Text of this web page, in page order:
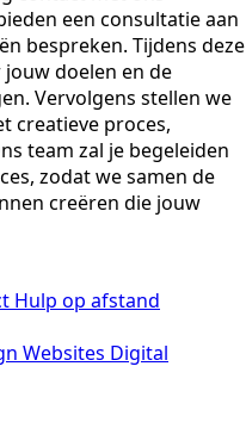
een consultatie aan
bespreken. Tijdens deze
doelen en de
Vervolgens stellen we
creatieve proces,
team zal je begeleiden
zodat we samen de
creëren die jouw
Hulp op afstand
Websites Digital